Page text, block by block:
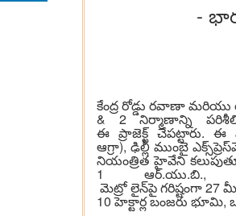
-
కేంద్ర రోడ్డు రవాణా
& 2 నిర్మాణాన్ని
ఈ ప్రాజెక్ట్ చేపట్టారు. ఈ
ఆగ్రా), ఢిల్లీ ముంబై
నియంత్రిత హైవేని
1
మెట్రో లైన్‌పై గరిష్టంగా 27
10 హెక్టార్ల బంజరు భూమి,